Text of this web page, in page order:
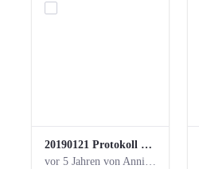
20190121 Protokoll 25. Steuerungskreis.pdf
vor 5 Jahren von Anni Schlumberger